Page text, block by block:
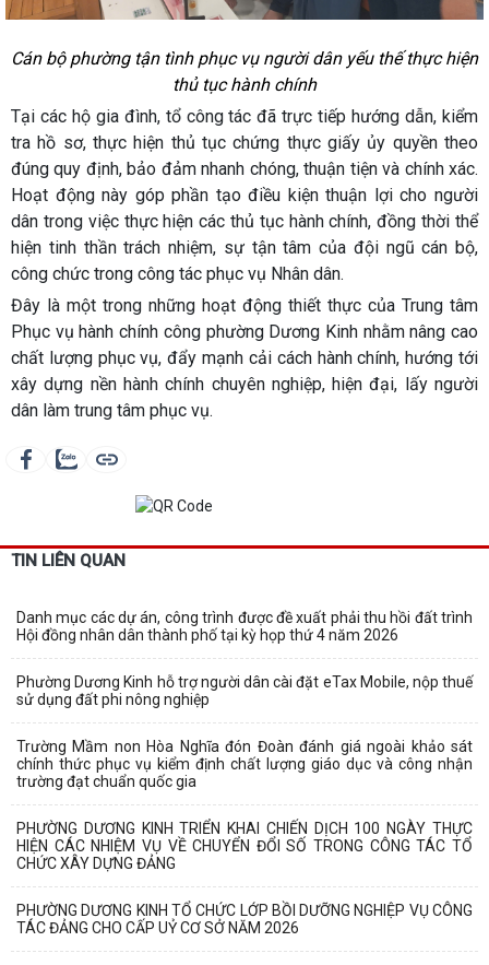
Cán bộ phường tận tình phục vụ người dân yếu thế thực hiện
thủ tục hành chính
Tại các hộ gia đình, tổ công tác đã trực tiếp hướng dẫn, kiểm
tra hồ sơ, thực hiện thủ tục chứng thực giấy ủy quyền theo
đúng quy định, bảo đảm nhanh chóng, thuận tiện và chính xác.
Hoạt động này góp phần tạo điều kiện thuận lợi cho người
dân trong việc thực hiện các thủ tục hành chính, đồng thời thể
hiện tinh thần trách nhiệm, sự tận tâm của đội ngũ cán bộ,
công chức trong công tác phục vụ Nhân dân.
Đây là một trong những hoạt động thiết thực của Trung tâm
Phục vụ hành chính công phường Dương Kinh nhằm nâng cao
chất lượng phục vụ, đẩy mạnh cải cách hành chính, hướng tới
xây dựng nền hành chính chuyên nghiệp, hiện đại, lấy người
dân làm trung tâm phục vụ.
TIN LIÊN QUAN
Danh mục các dự án, công trình được đề xuất phải thu hồi đất trình
Hội đồng nhân dân thành phố tại kỳ họp thứ 4 năm 2026
Phường Dương Kinh hỗ trợ người dân cài đặt eTax Mobile, nộp thuế
sử dụng đất phi nông nghiệp
Trường Mầm non Hòa Nghĩa đón Đoàn đánh giá ngoài khảo sát
chính thức phục vụ kiểm định chất lượng giáo dục và công nhận
trường đạt chuẩn quốc gia
PHƯỜNG DƯƠNG KINH TRIỂN KHAI CHIẾN DỊCH 100 NGÀY THỰC
HIỆN CÁC NHIỆM VỤ VỀ CHUYỂN ĐỔI SỐ TRONG CÔNG TÁC TỔ
CHỨC XÂY DỰNG ĐẢNG
PHƯỜNG DƯƠNG KINH TỔ CHỨC LỚP BỒI DƯỠNG NGHIỆP VỤ CÔNG
TÁC ĐẢNG CHO CẤP UỶ CƠ SỞ NĂM 2026